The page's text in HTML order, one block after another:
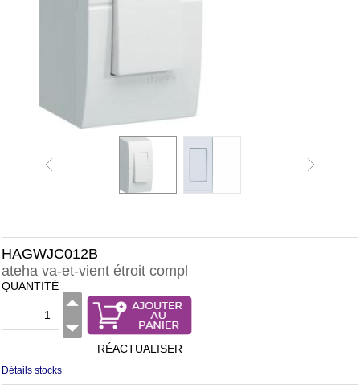
HAGWJC012B
ateha va-et-vient étroit compl
QUANTITÉ
RÉACTUALISER
Détails stocks